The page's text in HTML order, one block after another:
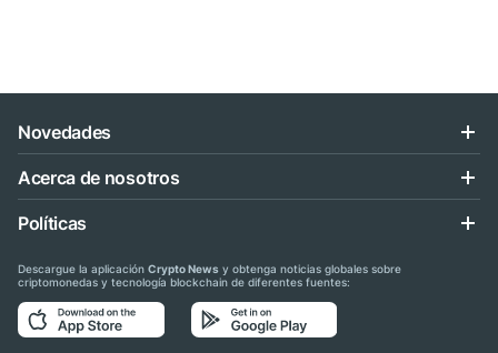
Novedades
Acerca de nosotros
Políticas
Descargue la aplicación Crypto News y obtenga noticias globales sobre
criptomonedas y tecnología blockchain de diferentes fuentes: